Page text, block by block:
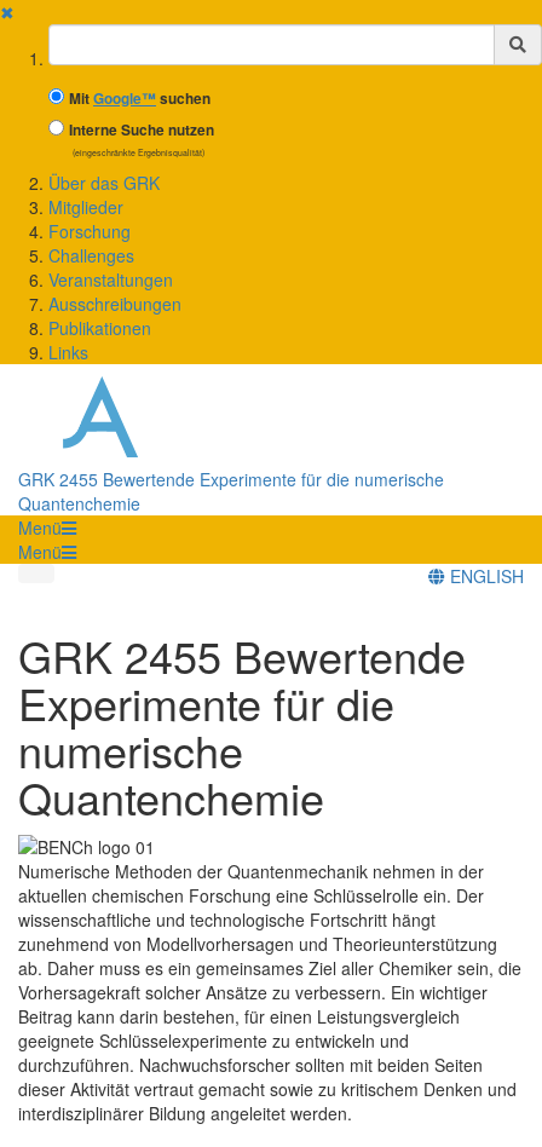
✖
Suchbegriff
MitGoogle™suchen
Interne Suche nutzen
(eingeschränkte Ergebnisqualität)
Über das GRK
Mitglieder
Forschung
Challenges
Veranstaltungen
Ausschreibungen
Publikationen
Links
GRK 2455 Bewertende Experimente für die numerische
Quantenchemie
Menü
Menü
ENGLISH
GRK 2455 Bewertende
Experimente für die
numerische
Quantenchemie
Numerische Methoden der Quantenmechanik nehmen in der
aktuellen chemischen Forschung eine Schlüsselrolle ein. Der
wissenschaftliche und technologische Fortschritt hängt
zunehmend von Modellvorhersagen und Theorieunterstützung
ab. Daher muss es ein gemeinsames Ziel aller Chemiker sein, die
Vorhersagekraft solcher Ansätze zu verbessern. Ein wichtiger
Beitrag kann darin bestehen, für einen Leistungsvergleich
geeignete Schlüsselexperimente zu entwickeln und
durchzuführen. Nachwuchsforscher sollten mit beiden Seiten
dieser Aktivität vertraut gemacht sowie zu kritischem Denken und
interdisziplinärer Bildung angeleitet werden.